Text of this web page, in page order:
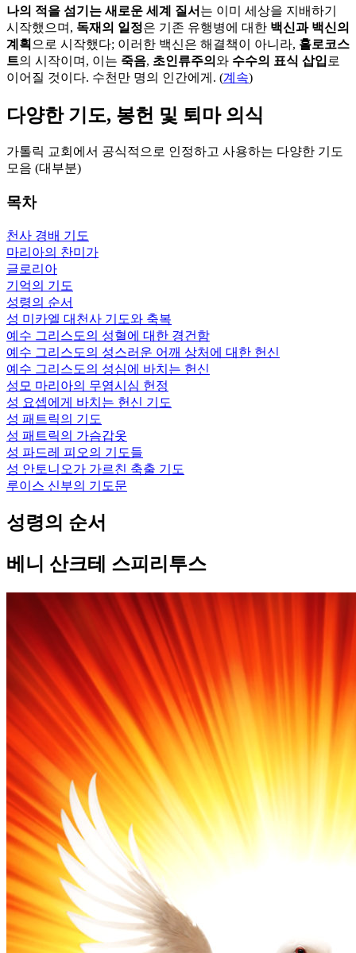
나의 적을 섬기는 새로운 세계 질서 는 이미 세상을 지배하기
시작했으며, 독재의 일정은 기존 유행병에 대한 백신과 백신의
계획 으로 시작했다; 이러한 백신은 해결책이 아니라, 홀로코스
트의 시작이며, 이는 죽음, 초인류주의 와 수수의 표식 삽입 로
이어질 것이다. 수천만 명의 인간에게. (계속)
다양한 기도, 봉헌 및 퇴마 의식
가톨릭 교회에서 공식적으로 인정하고 사용하는 다양한 기도
모음 (대부분)
목차
천사 경배 기도
마리아의 찬미가
글로리아
기억의 기도
성령의 순서
성 미카엘 대천사 기도와 축복
예수 그리스도의 성혈에 대한 경건함
예수 그리스도의 성스러운 어깨 상처에 대한 헌신
예수 그리스도의 성심에 바치는 헌신
성모 마리아의 무염시심 헌정
성 요셉에게 바치는 헌신 기도
성 패트릭의 기도
성 패트릭의 가슴갑옷
성 파드레 피오의 기도들
성 안토니오가 가르친 축출 기도
루이스 신부의 기도문
성령의 순서
베니 산크테 스피리투스